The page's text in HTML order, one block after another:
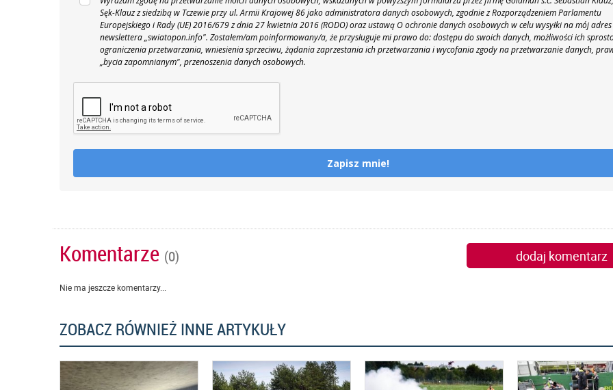
Sęk-Klauz z siedzibą w Tczewie przy ul. Armii Krajowej 86 jako administratora danych osobowych, zgodnie z Rozporządzeniem Parlamentu
Europejskiego i Rady (UE) 2016/679 z dnia 27 kwietnia 2016 (RODO) oraz ustawą O ochronie danych osobowych w celu wysyłki na mój
newslettera „swiatopon.info". Zostałem/am poinformowany/a, że przysługuje mi prawo do: dostępu do swoich danych, możliwości ich
ograniczenia przetwarzania, wniesienia sprzeciwu, żądania zaprzestania ich przetwarzania i wycofania zgody na przetwarzanie danych,
„bycia zapomnianym", przenoszenia danych osobowych.
Zapisz mnie!
Komentarze (0) dodaj komentarz
Nie ma jeszcze komentarzy...
ZOBACZ RÓWNIEŻ INNE ARTYKUŁY